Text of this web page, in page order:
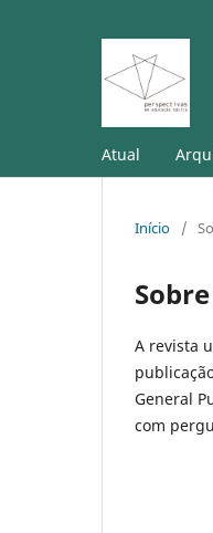
Atual
Início /
A revista
General
com